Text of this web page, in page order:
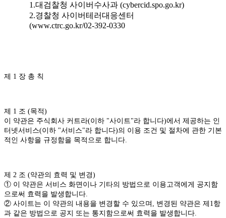
1.대검찰청 사이버수사과 (cybercid.spo.go.kr)
2.경찰청 사이버테러대응센터
(www.ctrc.go.kr/02-392-0330
제 1 장 총 칙
제 1 조 (목적)
이 약관은 주식회사 커트라(이하 "사이트"라 합니다)에서 제공하는 인
터넷서비스(이하 "서비스"라 합니다)의 이용 조건 및 절차에 관한 기본
적인 사항을 규정함을 목적으로 합니다.
제 2 조 (약관의 효력 및 변경)
① 이 약관은 서비스 화면이나 기타의 방법으로 이용고객에게 공지함
으로써 효력을 발생합니다.
② 사이트는 이 약관의 내용을 변경할 수 있으며, 변경된 약관은 제1항
과 같은 방법으로 공지 또는 통지함으로써 효력을 발생합니다.